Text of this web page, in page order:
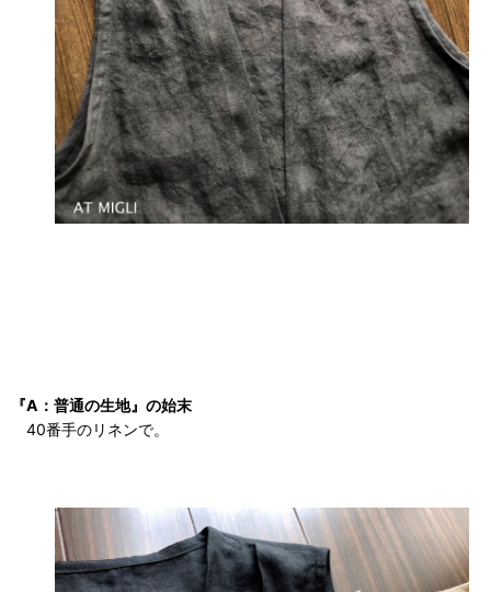
『A：普通の生地』の始末
40番手のリネンで。